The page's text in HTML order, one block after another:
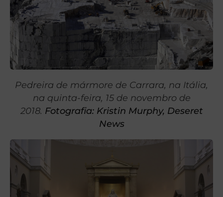
Pedreira de mármore de Carrara, na Itália,
na quinta-feira, 15 de novembro de
2018. Fotografia: Kristin Murphy, Deseret
News